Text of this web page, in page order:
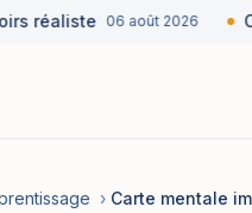
réaliste 06 août 2026
› Carte mentale